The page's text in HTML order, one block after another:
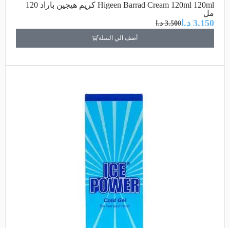
Higeen Barrad Cream 120ml 120ml كريم هيجين باراد 120
مل
3.500 د.ا 3.150 د.ا
أضف الي السلة